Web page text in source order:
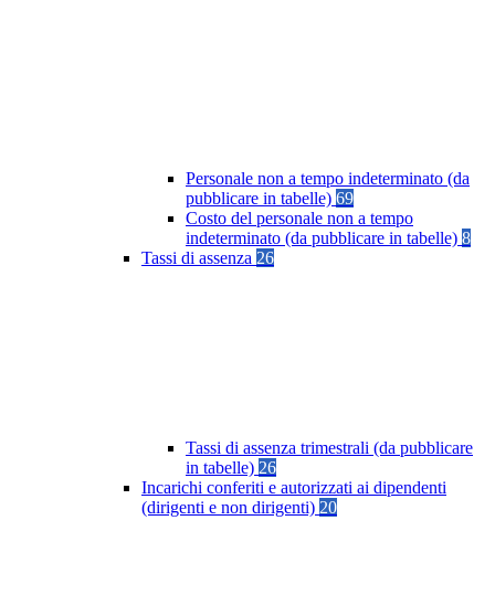
Personale non a tempo indeterminato (da
pubblicare in tabelle) 69
Costo del personale non a tempo
indeterminato (da pubblicare in tabelle) 8
Tassi di assenza 26
Tassi di assenza trimestrali (da pubblicare
in tabelle) 26
Incarichi conferiti e autorizzati ai dipendenti
(dirigenti e non dirigenti) 20